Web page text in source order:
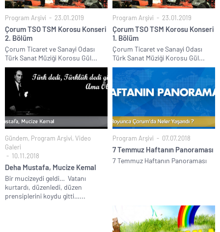
Program Arşivi 23.01.2019
Çorum TSO TSM Korosu Konseri
2. Bölüm
Çorum Ticaret ve Sanayi Odası
Türk Sanat Müziği Korosu Gül...
Program Arşivi 23.01.2019
Çorum TSO TSM Korosu Konseri
1. Bölüm
Çorum Ticaret ve Sanayi Odası
Türk Sanat Müziği Korosu Gül...
Gündem, Program Arşivi, Video
Galeri
10.11.2018
Deha Mustafa, Mucize Kemal
Bir mucizeydi geldi… Vatanı
kurtardı, düzenledi, düzen
prensiplerini koydu gitti…...
Program Arşivi 07.07.2018
7 Temmuz Haftanın Panoraması
7 Temmuz Haftanın Panoraması